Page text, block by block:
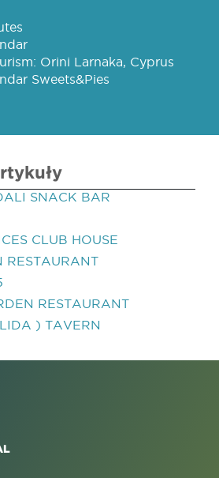
Orini Larnaka, Cyprus
Sweets&Pies
SNACK BAR
CLUB HOUSE
RESTAURANT
RESTAURANT
) TAVERN